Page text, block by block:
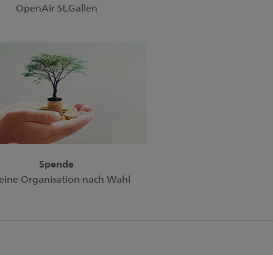
OpenAir St.Gallen
Spende
Organisation nach Wahl